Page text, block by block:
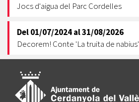
Jocs d'aigua del Parc Cordelles
Del01/07/2024al31/08/2026
Decorem! Conte 'La truita de nabius'